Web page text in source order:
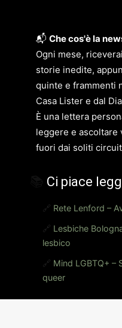
📬 Che cos'è la
Ogni mese,
storie inedite,
quinte e frammenti
Casa Lister e dal
È una lettera
leggere e ascoltare
fuori dai soliti
Ci piace
🔗 Rete Lenford –
🔗 Lesbiche
lesbico
🔗 Mind LGBTQ+ –
queer